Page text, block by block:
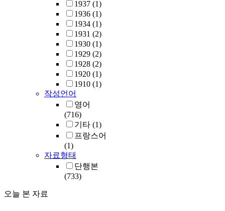
1937 (1)
1936 (1)
1934 (1)
1931 (2)
1930 (1)
1929 (2)
1928 (2)
1920 (1)
1910 (1)
작성언어
영어
(716)
기타 (1)
프랑스어
(1)
자료형태
단행본
(733)
오늘 본 자료